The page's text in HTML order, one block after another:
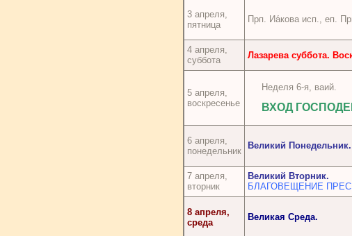
3 апреля,
пятница
Прп. Иа́кова исп., еп.
4 апреля,
суббота
Лазарева суббота.
5 апреля,
воскресенье
Неделя 6-я, ваий.
ВХОД
6 апреля,
понедельник
Великий Понедельник.
7 апреля,
вторник
Великий Вторник.
БЛАГОВЕЩЕНИЕ
8 апреля,
среда
Великая Среда.